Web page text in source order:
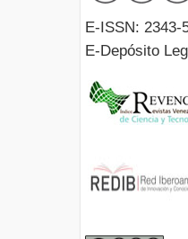
E-ISSN: 2343-
E-Depósito